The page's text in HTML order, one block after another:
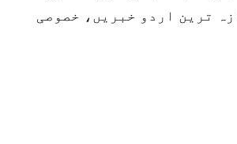
ترین اردو خبریں، خصوصی